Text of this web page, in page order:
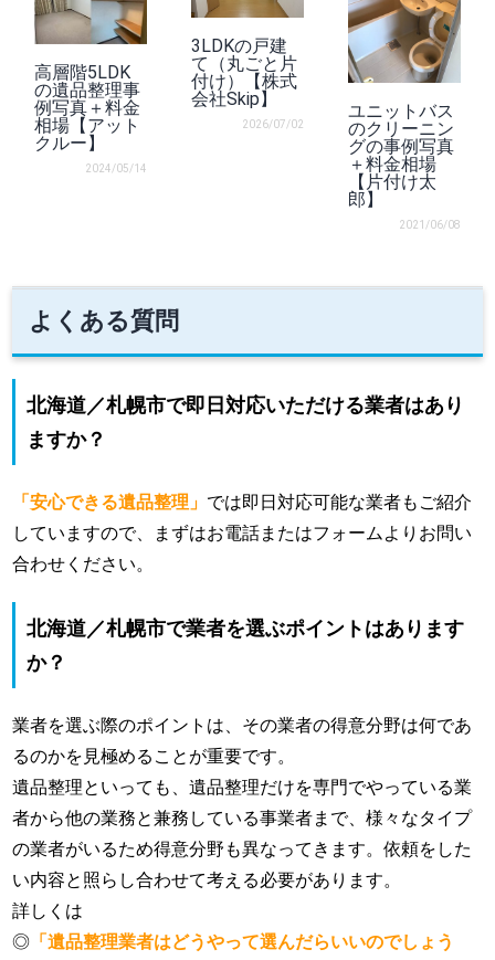
高層階5LDK
の遺品整理事
例写真＋料金
相場【アット
クルー】
2024/05/14
3LDKの戸建
て（丸ごと片
付け）【株式
会社Skip】
2026/07/02
ユニットバス
のクリーニン
グの事例写真
＋料金相場
【片付け太
郎】
2021/06/08
よくある質問
北海道／札幌市で即日対応いただける業者はあり
ますか？
「安心できる遺品整理」 では即日対応可能な業者もご紹介
していますので、まずはお電話またはフォームよりお問い
合わせください。
北海道／札幌市で業者を選ぶポイントはあります
か？
業者を選ぶ際のポイントは、その業者の得意分野は何であ
るのかを見極めることが重要です。
遺品整理といっても、遺品整理だけを専門でやっている業
者から他の業務と兼務している事業者まで、様々なタイプ
の業者がいるため得意分野も異なってきます。依頼をした
い内容と照らし合わせて考える必要があります。
詳しくは
◎ 「遺品整理業者はどうやって選んだらいいのでしょう